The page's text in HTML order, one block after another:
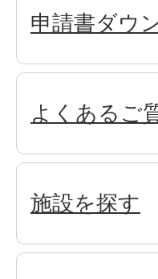
申請書ダウ
よくあるご
施設を探す